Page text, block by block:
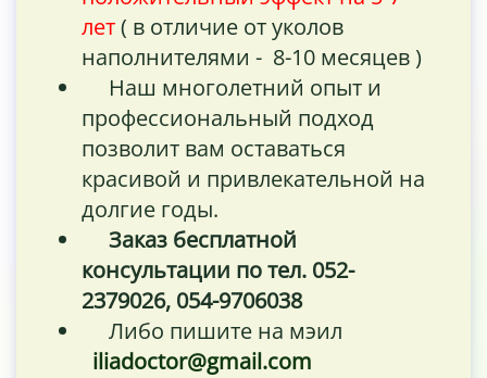
лет( в отличие от уколов
наполнителями - 8-10 месяцев )
Наш многолетний опыт и
профессиональный подход
позволит вам оставаться
красивой и привлекательной на
долгие годы.
Заказ бесплатной
консультации по тел. 052-
2379026, 054-9706038
Либо пишите на мэил
iliadoctor@gmail.com